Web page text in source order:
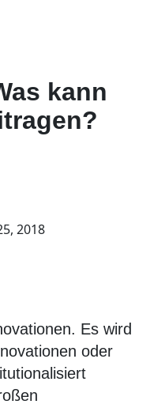
kann
2018
Es wird
oder